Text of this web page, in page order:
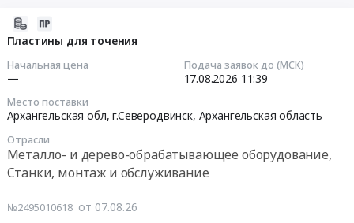
Пластины для точения
Начальная цена
—
Подача заявок до (МСК)
17.08.2026 11:39
Место поставки
Архангельская обл, г.Северодвинск, Архангельская область
Отрасли
Металло- и дерево-обрабатывающее оборудование,
Станки, монтаж и обслуживание
№2495010618 от 07.08.26